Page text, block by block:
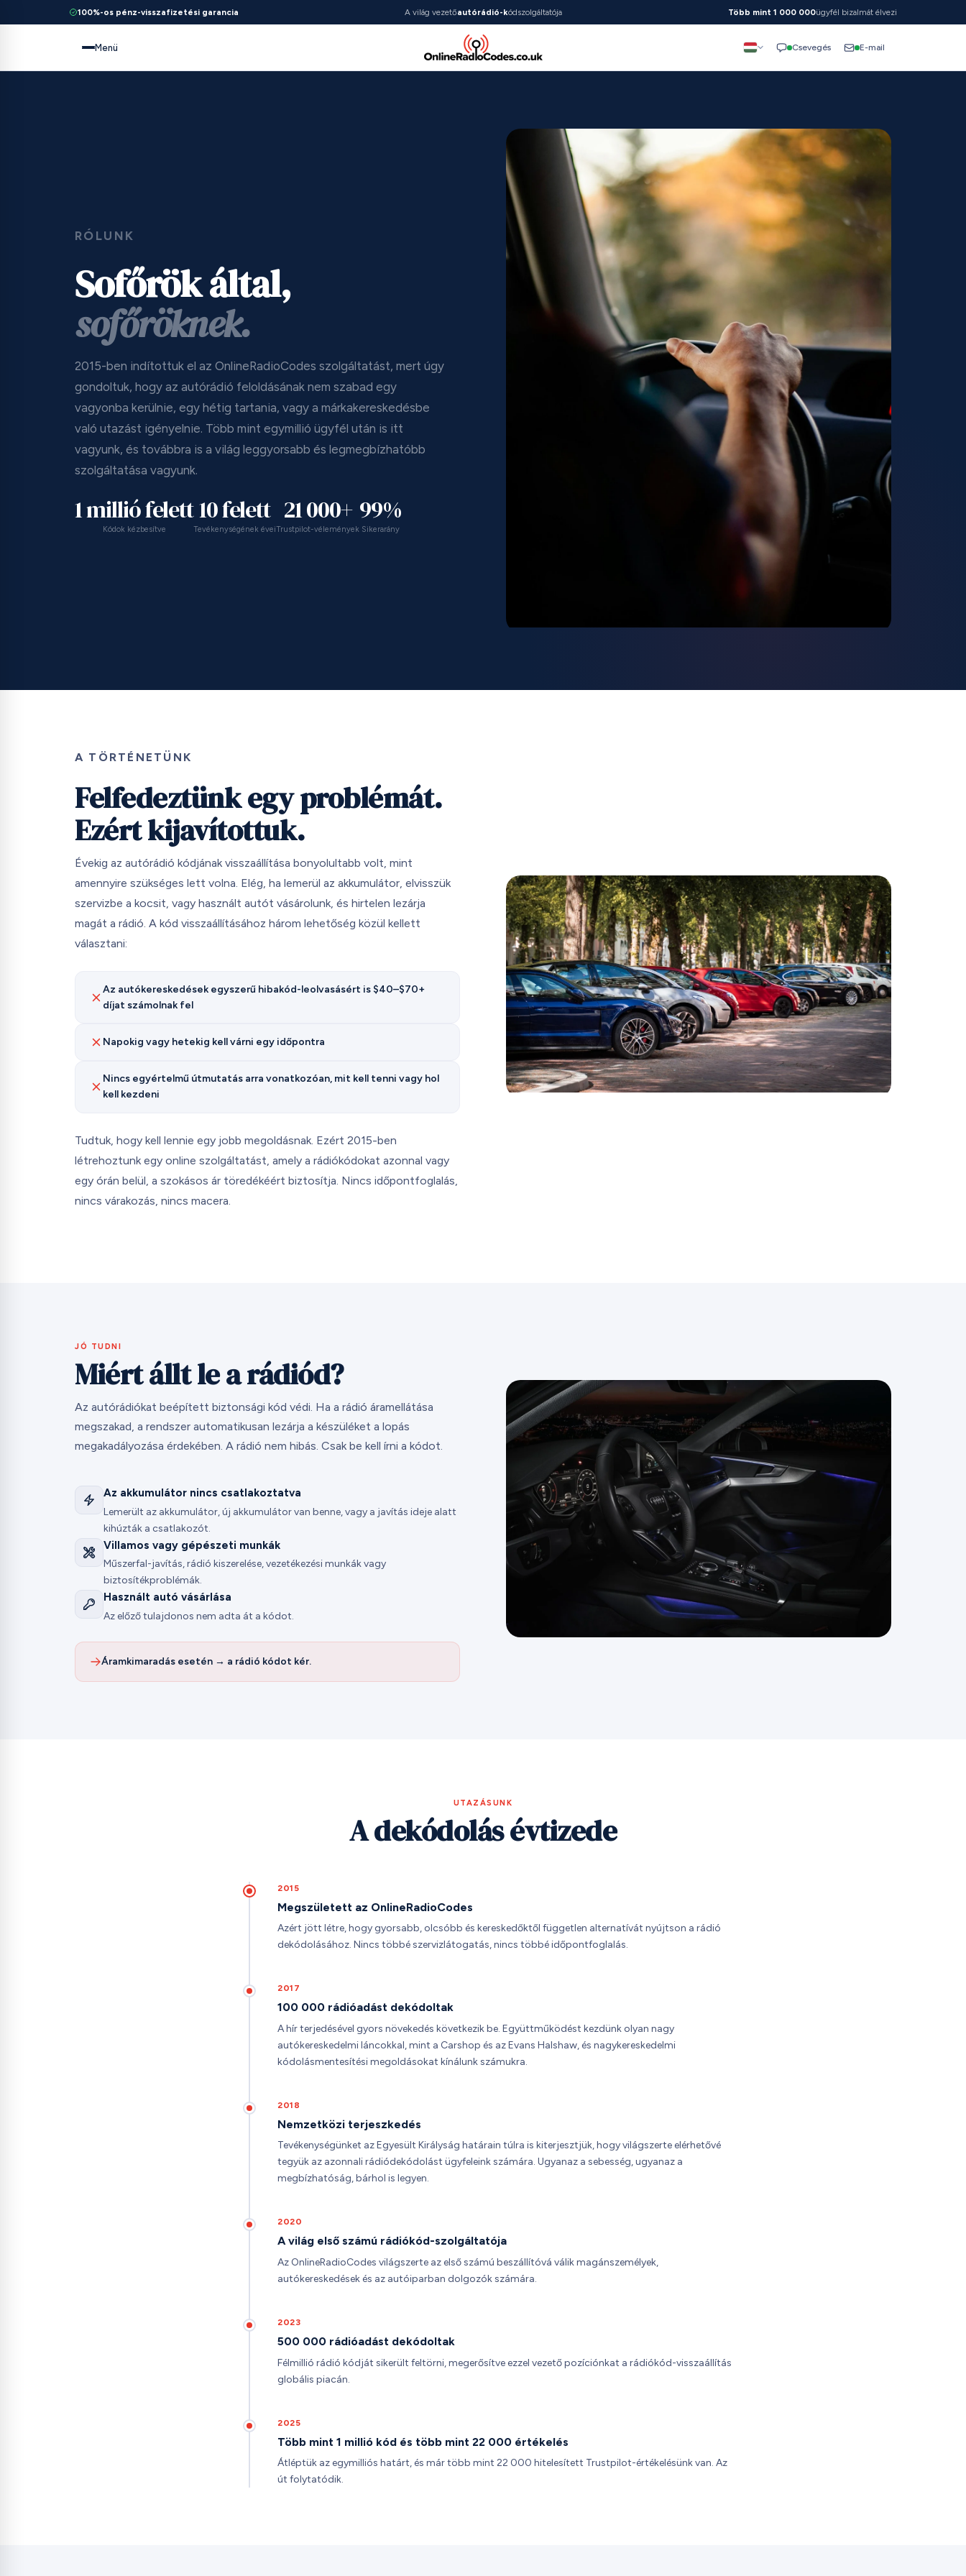
100%-os pénz-visszafizetési garancia A világ vezetőautórádió-kódszolgáltatója Több mint 1 000 000ügyfél bizalmát élvezi
Menü Csevegés E-mail
RÓLUNK
Sofőrök által,
sofőröknek.
2015-ben indítottuk el az OnlineRadioCodes szolgáltatást, mert úgy
gondoltuk, hogy az autórádió feloldásának nem szabad egy
vagyonba kerülnie, egy hétig tartania, vagy a márkakereskedésbe
való utazást igényelnie. Több mint egymillió ügyfél után is itt
vagyunk, és továbbra is a világ leggyorsabb és legmegbízhatóbb
szolgáltatása vagyunk.
1 millió felett
Kódok kézbesítve
10 felett
Tevékenységének évei
21 000+
Trustpilot-vélemények
99%
Sikerarány
A TÖRTÉNETÜNK
Felfedeztünk egy problémát.
Ezért kijavítottuk.
Évekig az autórádió kódjának visszaállítása bonyolultabb volt, mint
amennyire szükséges lett volna. Elég, ha lemerül az akkumulátor, elvisszük
szervizbe a kocsit, vagy használt autót vásárolunk, és hirtelen lezárja
magát a rádió. A kód visszaállításához három lehetőség közül kellett
választani:
Az autókereskedések egyszerű hibakód-leolvasásért is $40–$70+
díjat számolnak fel
Napokig vagy hetekig kell várni egy időpontra
Nincs egyértelmű útmutatás arra vonatkozóan, mit kell tenni vagy hol
kell kezdeni
Tudtuk, hogy kell lennie egy jobb megoldásnak. Ezért 2015-ben
létrehoztunk egy online szolgáltatást, amely a rádiókódokat azonnal vagy
egy órán belül, a szokásos ár töredékéért biztosítja. Nincs időpontfoglalás,
nincs várakozás, nincs macera.
JÓ TUDNI
Miért állt le a rádiód?
Az autórádiókat beépített biztonsági kód védi. Ha a rádió áramellátása
megszakad, a rendszer automatikusan lezárja a készüléket a lopás
megakadályozása érdekében. A rádió nem hibás. Csak be kell írni a kódot.
Az akkumulátor nincs csatlakoztatva
Lemerült az akkumulátor, új akkumulátor van benne, vagy a javítás ideje alatt
kihúzták a csatlakozót.
Villamos vagy gépészeti munkák
Műszerfal-javítás, rádió kiszerelése, vezetékezési munkák vagy
biztosítékproblémák.
Használt autó vásárlása
Az előző tulajdonos nem adta át a kódot.
Áramkimaradás esetén → a rádió kódot kér.
UTAZÁSUNK
A dekódolás évtizede
2015
Megszületett az OnlineRadioCodes
Azért jött létre, hogy gyorsabb, olcsóbb és kereskedőktől független alternatívát nyújtson a rádió
dekódolásához. Nincs többé szervizlátogatás, nincs többé időpontfoglalás.
2017
100 000 rádióadást dekódoltak
A hír terjedésével gyors növekedés következik be. Együttműködést kezdünk olyan nagy
autókereskedelmi láncokkal, mint a Carshop és az Evans Halshaw, és nagykereskedelmi
kódolásmentesítési megoldásokat kínálunk számukra.
2018
Nemzetközi terjeszkedés
Tevékenységünket az Egyesült Királyság határain túlra is kiterjesztjük, hogy világszerte elérhetővé
tegyük az azonnali rádiódekódolást ügyfeleink számára. Ugyanaz a sebesség, ugyanaz a
megbízhatóság, bárhol is legyen.
2020
A világ első számú rádiókód-szolgáltatója
Az OnlineRadioCodes világszerte az első számú beszállítóvá válik magánszemélyek,
autókereskedések és az autóiparban dolgozók számára.
2023
500 000 rádióadást dekódoltak
Félmillió rádió kódját sikerült feltörni, megerősítve ezzel vezető pozíciónkat a rádiókód-visszaállítás
globális piacán.
2025
Több mint 1 millió kód és több mint 22 000 értékelés
Átléptük az egymilliós határt, és már több mint 22 000 hitelesített Trustpilot-értékelésünk van. Az
út folytatódik.